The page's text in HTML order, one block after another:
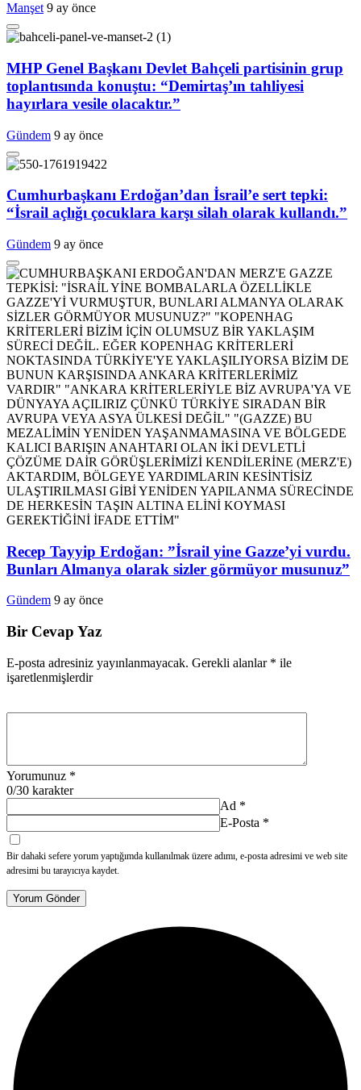
Manşet 9 ay önce
MHP Genel Başkanı Devlet Bahçeli partisinin grup
toplantısında konuştu: “Demirtaş’ın tahliyesi
hayırlara vesile olacaktır.”
Gündem 9 ay önce
Cumhurbaşkanı Erdoğan’dan İsrail’e sert tepki:
“İsrail açlığı çocuklara karşı silah olarak kullandı.”
Gündem 9 ay önce
Recep Tayyip Erdoğan: ”İsrail yine Gazze’yi vurdu.
Bunları Almanya olarak sizler görmüyor musunuz”
Gündem 9 ay önce
Bir Cevap Yaz
E-posta adresiniz yayınlanmayacak. Gerekli alanlar * ile
işaretlenmişlerdir
Yorumunuz *
0/30 karakter
Ad *
E-Posta *
Bir dahaki sefere yorum yaptığımda kullanılmak üzere adımı, e-posta adresimi ve web site
adresimi bu tarayıcıya kaydet.
Yorum Gönder